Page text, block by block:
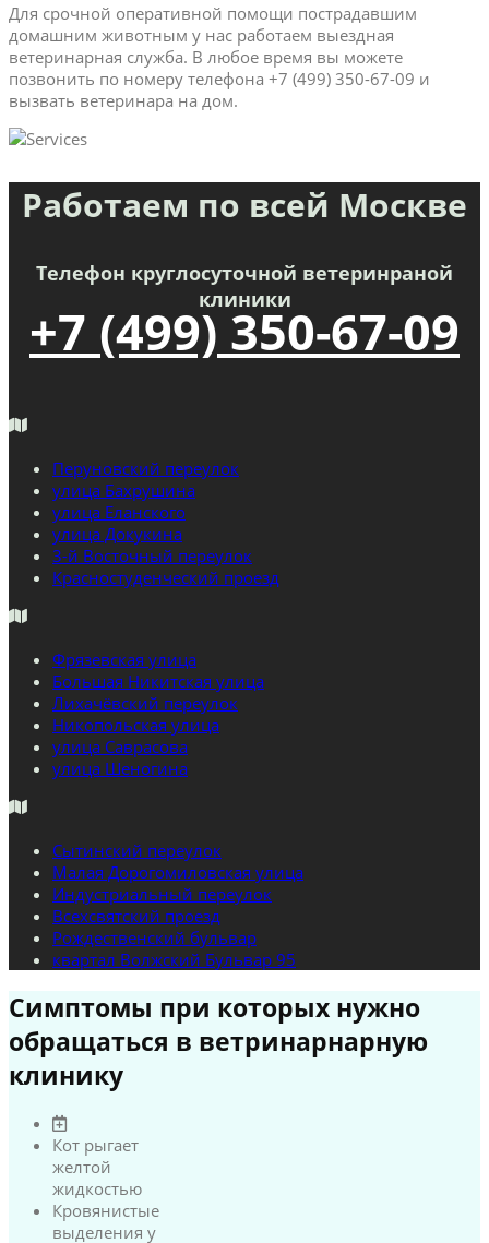
Для срочной оперативной помощи пострадавшим
домашним животным у нас работаем выездная
ветеринарная служба. В любое время вы можете
позвонить по номеру телефона +7 (499) 350-67-09 и
вызвать ветеринара на дом.
Работаем по всей Москве
Телефон круглосуточной ветеринраной
клиники
+7 (499) 350-67-09
Перуновский переулок
улица Бахрушина
улица Еланского
улица Докукина
3-й Восточный переулок
Красностуденческий проезд
Фрязевская улица
Большая Никитская улица
Лихачёвский переулок
Никопольская улица
улица Саврасова
улица Шеногина
Сытинский переулок
Малая Дорогомиловская улица
Индустриальный переулок
Всехсвятский проезд
Рождественский бульвар
квартал Волжский Бульвар 95
Симптомы при которых нужно
обращаться в ветринарнарную
клинику
Кот рыгает
желтой
жидкостью
Кровянистые
выделения у